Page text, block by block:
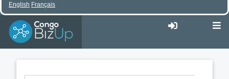
English Français